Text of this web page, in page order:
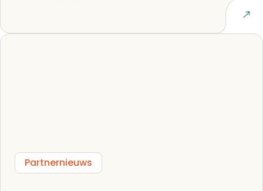
Lees artikel
Partnernieuws